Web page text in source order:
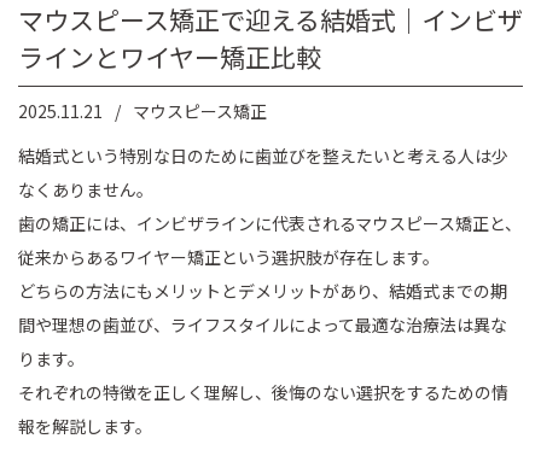
マウスピース矯正で迎える結婚式｜インビザ
ラインとワイヤー矯正比較
2025.11.21
マウスピース矯正
結婚式という特別な日のために歯並びを整えたいと考える人は少
なくありません。
歯の矯正には、インビザラインに代表されるマウスピース矯正と、
従来からあるワイヤー矯正という選択肢が存在します。
どちらの方法にもメリットとデメリットがあり、結婚式までの期
間や理想の歯並び、ライフスタイルによって最適な治療法は異な
ります。
それぞれの特徴を正しく理解し、後悔のない選択をするための情
報を解説します。